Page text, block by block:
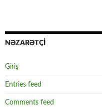
NƏZARƏTÇİ
Giriş
Entries feed
Comments feed